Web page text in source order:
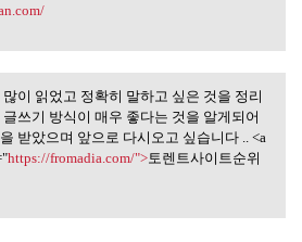
많이 읽었고 정확히 말하고
것을 정리하는
많이 읽었고 정확히 말하고 싶은 것을 정리
글쓰기 방식이 매우 좋다는 것을 알게되어
받았으며 앞으로 다시오고 싶습니다 .. <a
https://fromadia.com/">토렌트사이트순위